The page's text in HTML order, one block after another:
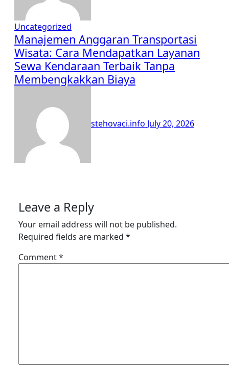
Uncategorized
Manajemen Anggaran Transportasi
Wisata: Cara Mendapatkan Layanan
Sewa Kendaraan Terbaik Tanpa
Membengkakkan Biaya
stehovaci.info July 20, 2026
Leave a Reply
Your email address will not be published.
Required fields are marked *
Comment*